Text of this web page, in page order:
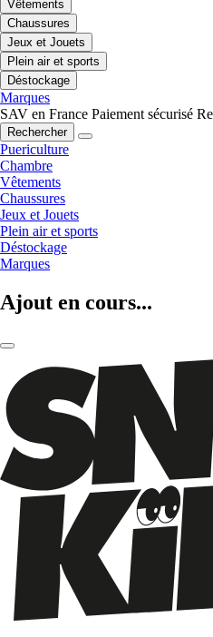
Vêtements
Chaussures
Jeux et Jouets
Plein air et sports
Déstockage
Marques
SAV en France Paiement sécurisé
Rechercher
Puericulture
Chambre
Vêtements
Chaussures
Jeux et Jouets
Plein air et sports
Déstockage
Marques
Ajout en cours...